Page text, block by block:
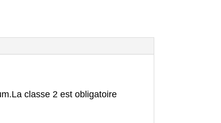
La classe 2 est obligatoire